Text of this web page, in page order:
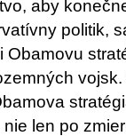
aby
politik,
Obamovu
len po